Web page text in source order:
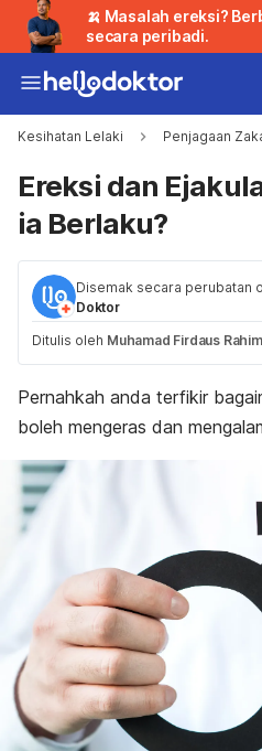
🍌 Masalah ereksi?
secara peribadi.
Kesihatan Lelaki Penjagaan
Ereksi dan
ia Berlaku?
Disemak secara perubatan
Doktor
Ditulis oleh Muhamad Firdaus Rahim
Pernahkah anda terfikir
boleh mengeras dan